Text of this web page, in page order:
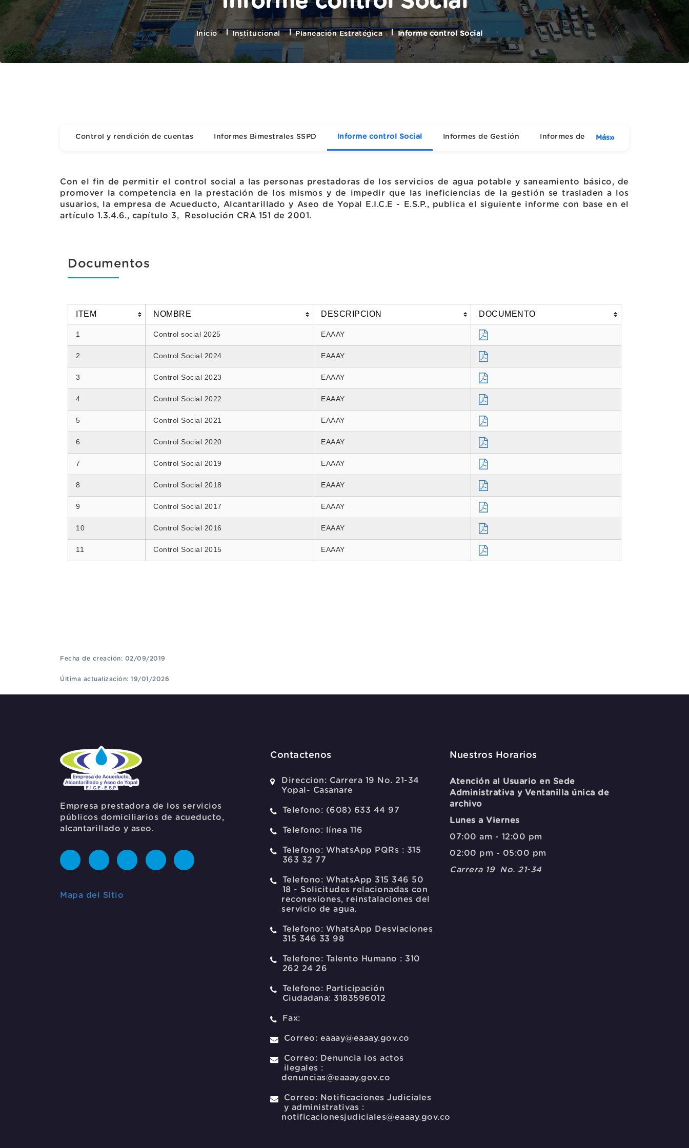
Inicio Institucional Planeación Estratégica Informe control Social
Control y rendición de cuentas Informes Bimestrales SSPD Informe control Social Informes de Gestión Informes de Empalme
Más»
Con el fin de permitir el control social a las personas prestadoras de los servicios de agua potable y saneamiento básico, de
promover la competencia en la prestación de los mismos y de impedir que las ineficiencias de la gestión se trasladen a los
usuarios, la empresa de Acueducto, Alcantarillado y Aseo de Yopal E.I.C.E - E.S.P., publica el siguiente informe con base en el
artículo 1.3.4.6., capítulo 3, Resolución CRA 151 de 2001.
Documentos
ITEM NOMBRE DESCRIPCION DOCUMENTO
1 Control social 2025 EAAAY
2 Control Social 2024 EAAAY
3 Control Social 2023 EAAAY
4 Control Social 2022 EAAAY
5 Control Social 2021 EAAAY
6 Control Social 2020 EAAAY
7 Control Social 2019 EAAAY
8 Control Social 2018 EAAAY
9 Control Social 2017 EAAAY
10 Control Social 2016 EAAAY
11 Control Social 2015 EAAAY
Fecha de creación: 02/09/2019
Última actualización: 19/01/2026
Empresa prestadora de los servicios
públicos domiciliarios de acueducto,
alcantarillado y aseo.
Mapa del Sitio
Contactenos
Direccion: Carrera 19 No. 21-34
Yopal- Casanare
Telefono: (608) 633 44 97
Telefono: línea 116
Telefono: WhatsApp PQRs : 315
363 32 77
Telefono: WhatsApp 315 346 50
18 - Solicitudes relacionadas con
reconexiones, reinstalaciones del
servicio de agua.
Telefono: WhatsApp Desviaciones
315 346 33 98
Telefono: Talento Humano : 310
262 24 26
Telefono: Participación
Ciudadana: 3183596012
Fax:
Correo: eaaay@eaaay.gov.co
Correo: Denuncia los actos
ilegales :
denuncias@eaaay.gov.co
Correo: Notificaciones Judiciales
y administrativas :
notificacionesjudiciales@eaaay.gov.co
Nuestros Horarios
Atención al Usuario en Sede
Administrativa y Ventanilla única de
archivo
Lunes a Viernes
07:00 am - 12:00 pm
02:00 pm - 05:00 pm
Carrera 19 No. 21-34